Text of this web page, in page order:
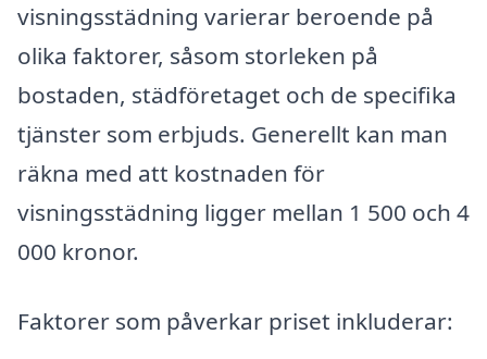
visningsstädning varierar beroende på
olika faktorer, såsom storleken på
bostaden, städföretaget och de specifika
tjänster som erbjuds. Generellt kan man
räkna med att kostnaden för
visningsstädning ligger mellan 1 500 och 4
000 kronor.
Faktorer som påverkar priset inkluderar: